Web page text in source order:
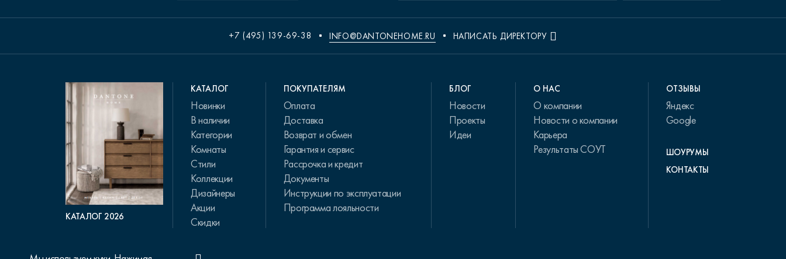
+7 (495) 139-69-38 INFO@DANTONEHOME.RU НАПИСАТЬ ДИРЕКТОРУ
КАТАЛОГ 2026
КАТАЛОГ
Новинки
В наличии
Категории
Комнаты
Стили
Коллекции
Дизайнеры
Акции
Скидки
ПОКУПАТЕЛЯМ
Оплата
Доставка
Возврат и обмен
Гарантия и сервис
Рассрочка и кредит
Документы
Инструкции по эксплуатации
Программа лояльности
БЛОГ
Новости
Проекты
Идеи
О НАС
О компании
Новости о компании
Карьера
Результаты СОУТ
ОТЗЫВЫ
Яндекс
Google
ШОУРУМЫ
КОНТАКТЫ